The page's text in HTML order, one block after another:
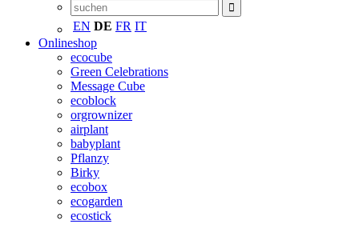
EN DE FR IT
Onlineshop
ecocube
Green Celebrations
Message Cube
ecoblock
orgrownizer
airplant
babyplant
Pflanzy
Birky
ecobox
ecogarden
ecostick